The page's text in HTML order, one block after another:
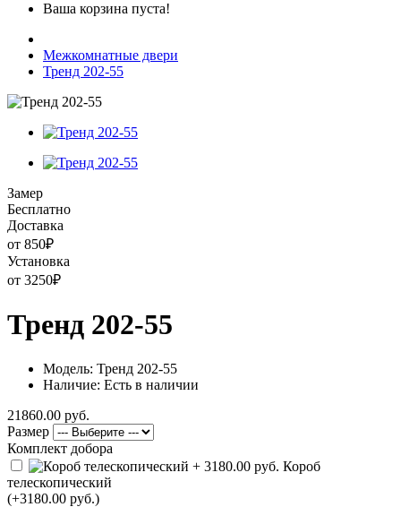
Ваша корзина пуста!
Межкомнатные двери
Тренд 202-55
Замер
Бесплатно
Доставка
от 850₽
Установка
от 3250₽
Тренд 202-55
Модель: Тренд 202-55
Наличие: Есть в наличии
21860.00 руб.
Размер
Комплект добора
Короб
телескопический
(+3180.00 руб.)